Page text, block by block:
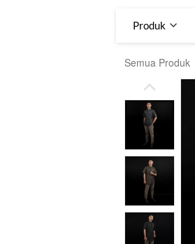
Produk
Produk
Semua Produk